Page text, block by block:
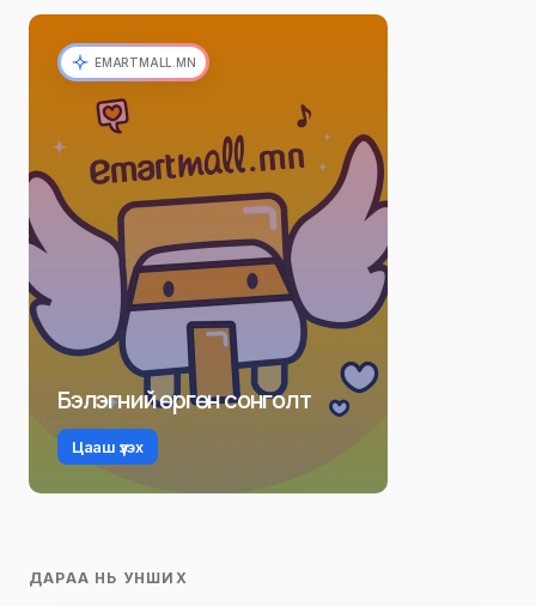
EMARTMALL.MN
Бэлэгний өргөн сонголт
Цааш үзэх
ДАРАА НЬ УНШИХ